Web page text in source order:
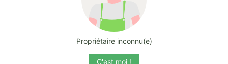
Propriétaire inconnu(e)
C'est moi !